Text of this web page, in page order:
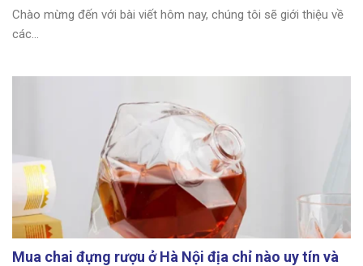
Chào mừng đến với bài viết hôm nay, chúng tôi sẽ giới thiệu về
các...
Mua chai đựng rượu ở Hà Nội địa chỉ nào uy tín và